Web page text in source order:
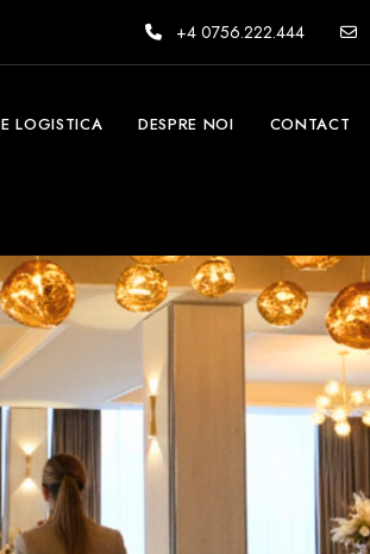
+4 0756.222.444
LOGISTICA DESPRE NOI CONTACT